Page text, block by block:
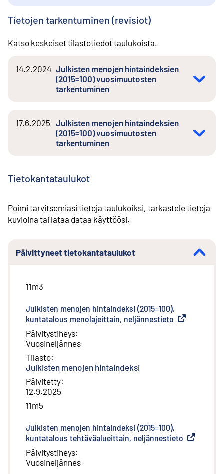
Tietojen tarkentuminen (revisiot)
Katso keskeiset tilastotiedot taulukoista.
14.2.2024 Julkisten menojen hintaindeksien
(2015=100) vuosimuutosten
tarkentuminen
17.6.2025 Julkisten menojen hintaindeksien
(2015=100) vuosimuutosten
tarkentuminen
Tietokantataulukot
Poimi tarvitsemiasi tietoja taulukoiksi, tarkastele tietoja
kuvioina tai lataa dataa käyttöösi.
Päivittyneet tietokantataulukot
11m3
Julkisten menojen hintaindeksi (2015=100),
kuntatalous menolajeittain, neljännestieto Ulkoinen
Päivitystiheys:
Vuosineljännes
Tilasto:
Julkisten menojen hintaindeksi
Päivitetty:
12.9.2025
11m5
Julkisten menojen hintaindeksi (2015=100),
kuntatalous tehtäväalueittain, neljännestieto Ulkoinen
Päivitystiheys:
Vuosineljännes